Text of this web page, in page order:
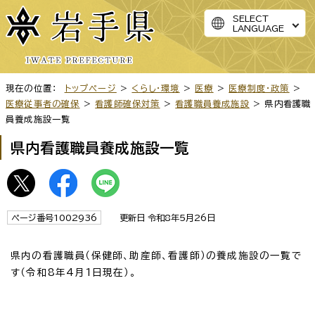
SELECT
LANGUAGE
現在の位置： トップページ > くらし・環境 > 医療 > 医療制度・政策
>
医療従事者の確保
>看護師確保対策 >看護職員養成施設 > 県内看護職
員養成施設一覧
県内看護職員養成施設一覧
ページ番号1002936 更新日 令和8年5月26日
県内の看護職員（保健師、助産師、看護師）の養成施設の一覧で
す（令和8年4月1日現在）。